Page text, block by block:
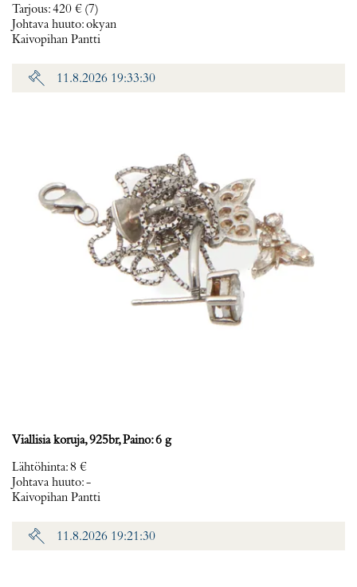
Tarjous:420 € (7)
Johtava huuto:okyan
Kaivopihan Pantti
11.8.2026 19:33:30
Viallisia koruja, 925br, Paino: 6 g
Lähtöhinta:8 €
Johtava huuto:-
Kaivopihan Pantti
11.8.2026 19:21:30